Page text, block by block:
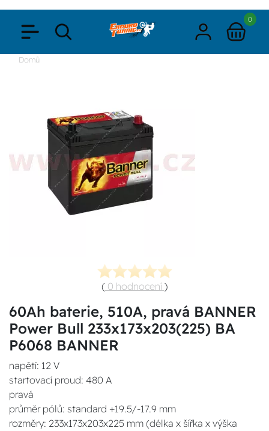
0
Domů
( 0 hodnocení )
60Ah baterie, 510A, pravá BANNER
Power Bull 233x173x203(225) BA
P6068 BANNER
napětí: 12 V
startovací proud: 480 A
pravá
průměr pólů: standard +19.5/-17.9 mm
rozměry: 233x173x203x225 mm (délka x šířka x výška